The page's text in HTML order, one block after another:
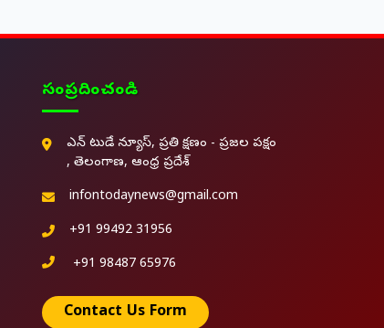
సంప్రదించండి
ఎన్ టుడే న్యూస్, ప్రతి క్షణం - ప్రజల పక్షం
, తెలంగాణ, ఆంధ్ర ప్రదేశ్
infontodaynews@gmail.com
+91 99492 31956
+91 98487 65976
Contact Us Form